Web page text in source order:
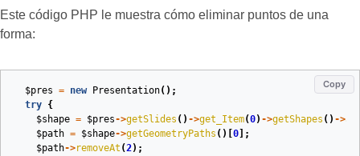
Este código PHP le muestra cómo eliminar puntos de una
forma:
Copy
$pres = new Presentation();
try {
$shape = $pres->getSlides () ->get_Item(0) ->getShapes () ->
$path = $shape->getGeometryPaths ()[ 0 ];
$path->removeAt (2);